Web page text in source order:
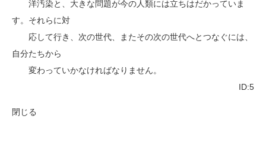
洋汚染と、大きな問題が今の人類には立ちはだかっていま
す。それらに対
応して行き、次の世代、またその次の世代へとつなぐには、
自分たちから
変わっていかなければなりません。
ID:5
閉じる